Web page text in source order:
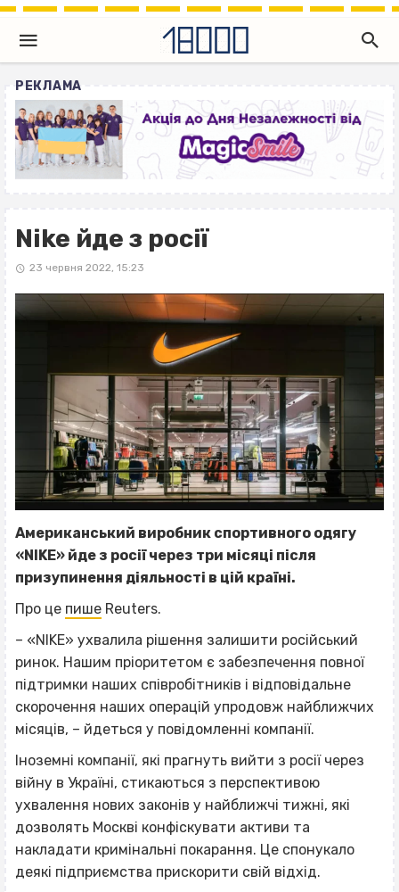
РЕКЛАМА
Nike йде з росії
23 червня 2022, 15:23
Американський виробник спортивного одягу
«NIKE» йде з росії через три місяці після
призупинення діяльності в цій країні.
Про це пише Reuters.
– «NIKE» ухвалила рішення залишити російський
ринок. Нашим пріоритетом є забезпечення повної
підтримки наших співробітників і відповідальне
скорочення наших операцій упродовж найближчих
місяців, – йдеться у повідомленні компанії.
Іноземні компанії, які прагнуть вийти з росії через
війну в Україні, стикаються з перспективою
ухвалення нових законів у найближчі тижні, які
дозволять Москві конфіскувати активи та
накладати кримінальні покарання. Це спонукало
деякі підприємства прискорити свій відхід.